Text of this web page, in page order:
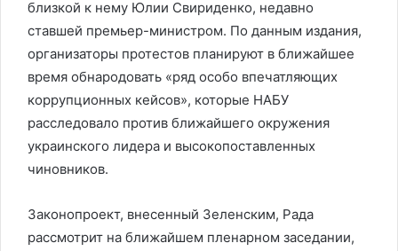
близкой к нему Юлии Свириденко, недавно
ставшей премьер-министром. По данным издания,
организаторы протестов планируют в ближайшее
время обнародовать «ряд особо впечатляющих
коррупционных кейсов», которые НАБУ
расследовало против ближайшего окружения
украинского лидера и высокопоставленных
чиновников.
Законопроект, внесенный Зеленским, Рада
рассмотрит на ближайшем пленарном заседании,